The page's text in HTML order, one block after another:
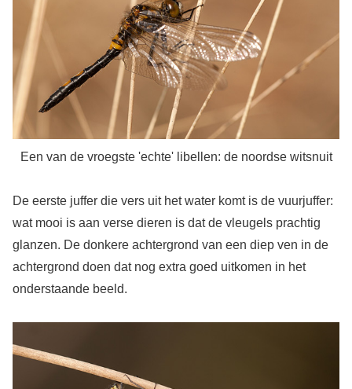
Een van de vroegste 'echte' libellen: de noordse witsnuit
De eerste juffer die vers uit het water komt is de vuurjuffer:
wat mooi is aan verse dieren is dat de vleugels prachtig
glanzen. De donkere achtergrond van een diep ven in de
achtergrond doen dat nog extra goed uitkomen in het
onderstaande beeld.